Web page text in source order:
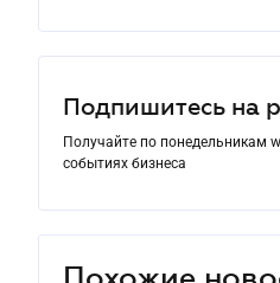
Подпишитесь на
Получайте по понедельникам
событиях бизнеса
Похожие